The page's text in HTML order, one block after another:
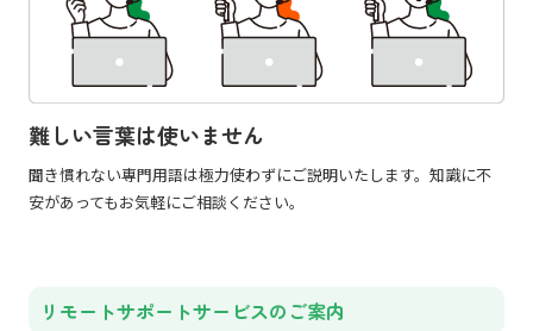
難しい言葉は使いません
聞き慣れない専門用語は極力使わずにご説明いたします。知識に不
安があってもお気軽にご相談ください。
リモートサポートサービスのご案内